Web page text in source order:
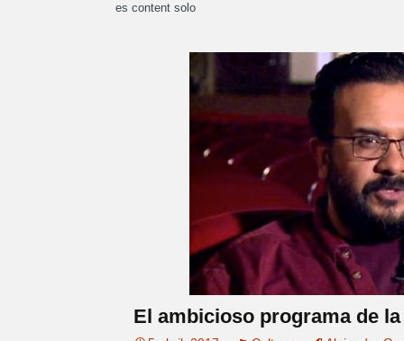
es content solo
El ambicioso programa de